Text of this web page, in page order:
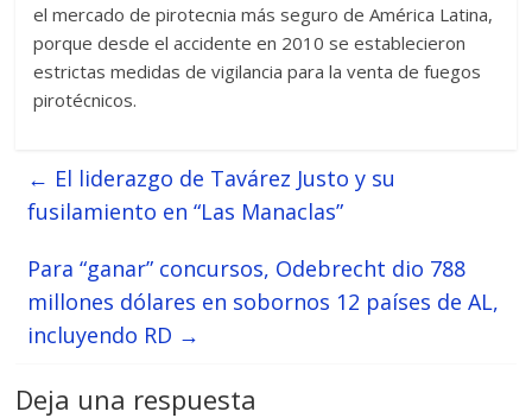
el mercado de pirotecnia más seguro de América Latina,
porque desde el accidente en 2010 se establecieron
estrictas medidas de vigilancia para la venta de fuegos
pirotécnicos.
← El liderazgo de Tavárez Justo y su
fusilamiento en “Las Manaclas”
Para “ganar” concursos, Odebrecht dio 788
millones dólares en sobornos 12 países de AL,
incluyendo RD →
Deja una respuesta